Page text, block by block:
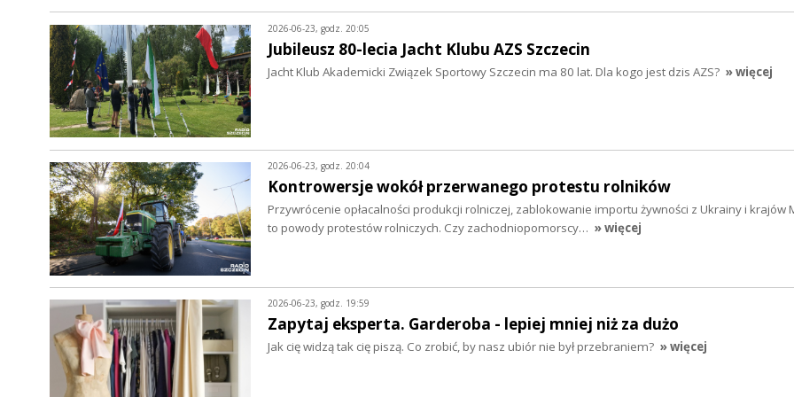
2026-06-23, godz. 20:05
Jubileusz 80-lecia Jacht Klubu AZS Szczecin
Jacht Klub Akademicki Związek Sportowy Szczecin ma 80 lat. Dla kogo jest dzis AZS? » więcej
2026-06-23, godz. 20:04
Kontrowersje wokół przerwanego protestu rolników
Przywrócenie opłacalności produkcji rolniczej, zablokowanie importu żywności z Ukrainy i krajów
to powody protestów rolniczych. Czy zachodniopomorscy… » więcej
2026-06-23, godz. 19:59
Zapytaj eksperta. Garderoba - lepiej mniej niż za dużo
Jak cię widzą tak cię piszą. Co zrobić, by nasz ubiór nie był przebraniem? » więcej